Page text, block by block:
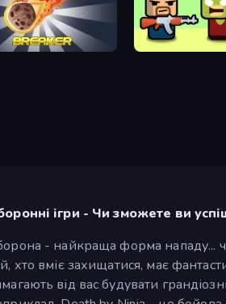
Breaker Zombie Horde:
ігри - Чи зможете ви
- найкраща форма нападу...
хто вміє захищатися, має
від вас будувати